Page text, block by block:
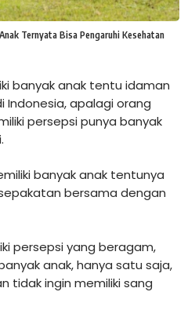
Ternyata Bisa Pengaruhi Kesehatan
banyak anak tentu idaman
Indonesia, apalagi orang
persepsi punya banyak
banyak anak tentunya
bersama dengan
persepsi yang beragam,
anak, hanya satu saja,
tidak ingin memiliki sang